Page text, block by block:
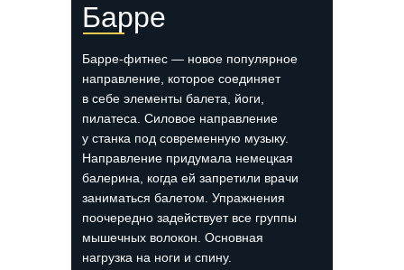
Барре
Барре-фитнес — новое популярное
направление, которое соединяет
в себе элементы балета, йоги,
пилатеса. Силовое направление
у станка под современную музыку.
Направление придумала немецкая
балерина, когда ей запретили врачи
заниматься балетом. Упражнения
поочередно задействует все группы
мышечных волокон. Основная
нагрузка на ноги и спину.